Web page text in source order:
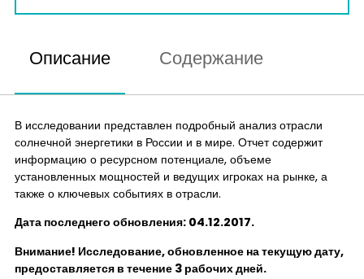
Описание Содержание
В исследовании представлен подробный анализ отрасли
солнечной энергетики в России и в мире. Отчет содержит
информацию о ресурсном потенциале, объеме
установленных мощностей и ведущих игроках на рынке, а
также о ключевых событиях в отрасли.
Дата последнего обновления: 04.12.2017.
Внимание! Исследование, обновленное на текущую дату,
предоставляется в течение 3 рабочих дней.